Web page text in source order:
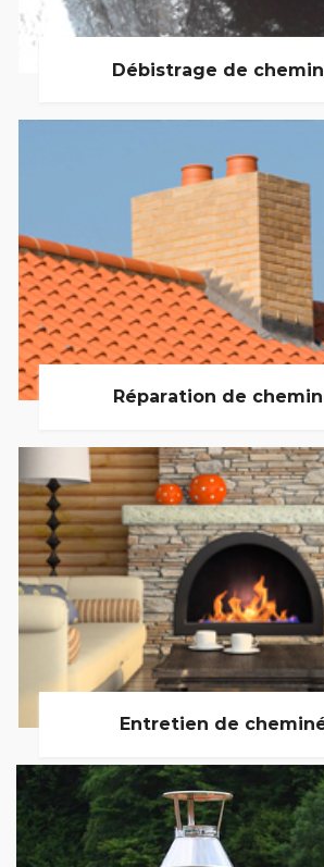
Débistrage de
Réparation de
Entretien de